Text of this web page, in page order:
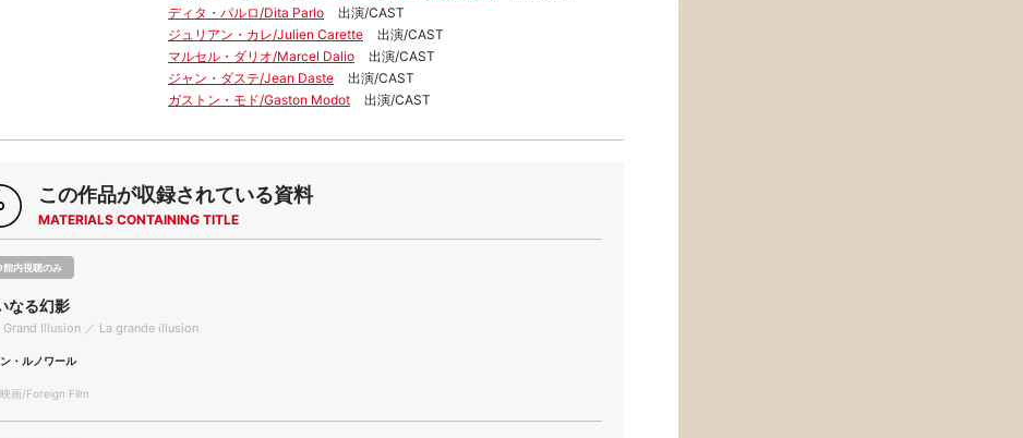
ディタ・パルロ/Dita Parlo
出演/CAST
ジュリアン・カレ/Julien Carette
出演/CAST
マルセル・ダリオ/Marcel Dalio
出演/CAST
ジャン・ダステ/Jean Daste
出演/CAST
ガストン・モド/Gaston Modot
出演/CAST
この作品が収録されている資料
MATERIALS CONTAINING TITLE
館内視聴のみ
なる幻影
Grand Illusion ／ La grande illusion
・ルノワール
画/Foreign Film